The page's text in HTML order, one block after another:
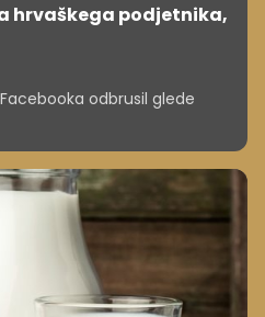
hrvaškega podjetnika,
odbrusil glede